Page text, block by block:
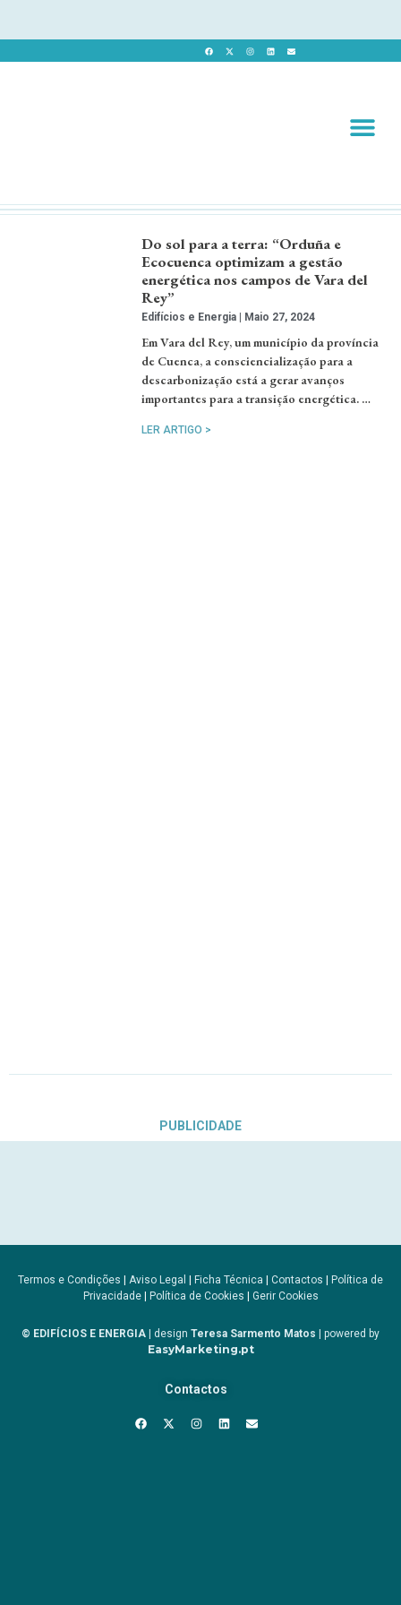
Do sol para a terra: “Orduña e
Ecocuenca optimizam a gestão
energética nos campos de Vara del
Rey”
Edifícios e Energia Maio 27, 2024
Em Vara del Rey, um município da província
de Cuenca, a consciencialização para a
descarbonização está a gerar avanços
importantes para a transição energética. …
LER ARTIGO >
PUBLICIDADE
Termos e Condições | Aviso Legal | Ficha Técnica | Contactos | Política de
Privacidade| Política de Cookies | Gerir Cookies
© EDIFÍCIOS E ENERGIA | design Teresa Sarmento Matos | powered by
EasyMarketing.pt
Contactos